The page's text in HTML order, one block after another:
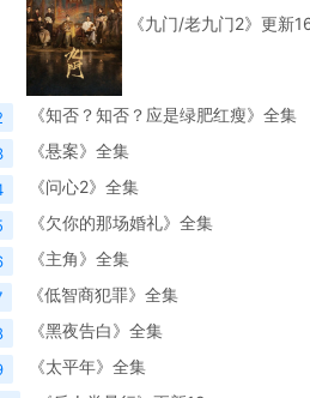
《九门/老九门2》更新
《知否？知否？应是绿肥红瘦》全集
《悬案》全集
《问心2》全集
《欠你的那场婚礼》全集
《主角》全集
《低智商犯罪》全集
《黑夜告白》全集
《太平年》全集